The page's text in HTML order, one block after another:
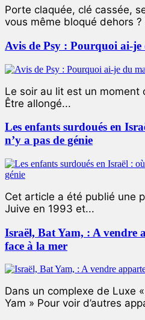
Porte claquée, clé cassée,
vous même bloqué dehors ?
Avis de Psy : Pourquoi ai-
Le soir au lit est un moment
Être allongé...
Les enfants surdoués en
n’y a pas de génie
Cet article a été publié une
Juive en 1993 et...
Israël, Bat Yam, : A vendre
face à la mer
Dans un complexe de Luxe
Yam » Pour voir d’autres